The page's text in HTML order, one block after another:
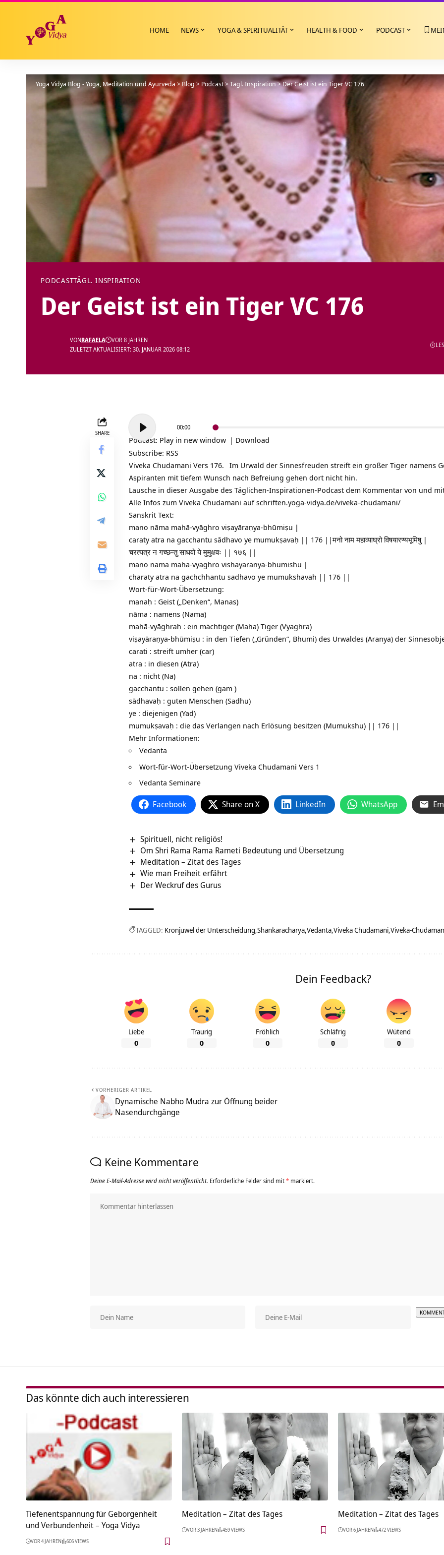
HOME NEWS YOGA & SPIRITUALITÄT HEALTH & FOOD PODCAST
Yoga Vidya Blog - Yoga, Meditation und Ayurveda>Blog>Podcast>Tägl. Inspiration>Der Geist ist ein Tiger VC 176
PODCASTTÄGL. INSPIRATION
Der Geist ist ein Tiger VC 176
ZULETZT AKTUALISIERT: 30. JANUAR 2026 08:12
VONRAFAELA VOR 8 JAHREN
SHARE
Player
00:00
Podcast: Play in new window | Download
Subscribe: RSS
Viveka Chudamani Vers 176. Im Urwald der Sinnesfreuden streift ein großer Tiger namens
Aspiranten mit tiefem Wunsch nach Befreiung gehen dort nicht hin.
Lausche in dieser Ausgabe des Täglichen-Inspirationen-Podcast dem Kommentar von und
Alle Infos zum Viveka Chudamani aufschriften.yoga-vidya.de/viveka-chudamani/
Sanskrit Text:
mano nāma mahā-vyāghro viṣayāraṇya-bhūmiṣu |
caraty atra na gacchantu sādhavo ye mumukṣavaḥ || 176 ||मनो नाम महाव्याघ्रो विषयारण्यभूमिषु |
चरत्यत्र न गच्छन्तु साधवो ये मुमुक्षवः || १७६ ||
mano nama maha-vyaghro vishayaranya-bhumishu |
charaty atra na gachchhantu sadhavo ye mumukshavah || 176 ||
Wort-für-Wort-Übersetzung:
manaḥ : Geist („Denken“, Manas)
nāma : namens (Nama)
mahā-vyāghraḥ : ein mächtiger (Maha) Tiger (Vyaghra)
viṣayāraṇya-bhūmiṣu : in den Tiefen („Gründen“, Bhumi) des Urwaldes (Aranya) der
carati : streift umher (car)
atra : in diesen (Atra)
na : nicht (Na)
gacchantu : sollen gehen (gam )
sādhavaḥ : guten Menschen (Sadhu)
ye : diejenigen (Yad)
mumukṣavaḥ : die das Verlangen nach Erlösung besitzen (Mumukshu) || 176 ||
Mehr Informationen:
Vedanta
Wort-für-Wort-Übersetzung Viveka Chudamani Vers 1
Vedanta Seminare
Facebook Share on X LinkedIn WhatsApp
Spirituell, nicht religiös!
Om Shri Rama Rama Rameti Bedeutung und Übersetzung
Meditation – Zitat des Tages
Wie man Freiheit erfährt
Der Weckruf des Gurus
TAGGED: Kronjuwel der Unterscheidung Shankaracharya Vedanta Viveka Chudamani Viveka-
Dein Feedback?
Liebe
0
Traurig
0
Fröhlich
0
Schläfrig
0
Wütend
0
VORHERIGER ARTIKEL
Dynamische Nabho Mudra zur Öffnung beider
Nasendurchgänge
Keine Kommentare
Deine E-Mail-Adresse wird nicht veröffentlicht. Erforderliche Felder sind mit* markiert.
Das könnte dich auch interessieren
Tiefenentspannung für Geborgenheit
und Verbundenheit – Yoga Vidya
VOR 4 JAHREN 606 VIEWS
Meditation – Zitat des Tages
VOR 3 JAHREN 459 VIEWS
Meditation – Zitat des Tages
VOR 6 JAHREN 472 VIEWS